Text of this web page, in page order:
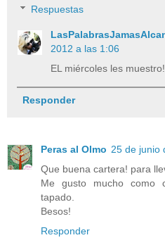
Respuestas
2012 a las 1:06
EL miércoles les
Responder
Peras al Olmo 25 de junio
Que buena cartera! para
Me gusto mucho como
tapado.
Besos!
Responder